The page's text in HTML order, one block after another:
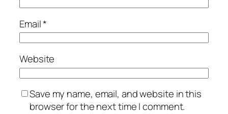
Email*
Website
Save my name, email, and website in this
browser for the next time I comment.